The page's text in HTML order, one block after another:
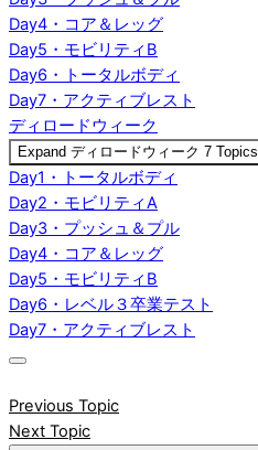
Day4・コア＆レッグ
Day5・モビリティB
Day6・トータルボディ
Day7・アクティブレスト
ディロードウィーク
Expand ディロードウィーク 7 Topics
Day1・トータルボディ
Day2・モビリティA
Day3・プッシュ＆プル
Day4・コア＆レッグ
Day5・モビリティB
Day6・レベル３卒業テスト
Day7・アクティブレスト
Previous Topic
Next Topic